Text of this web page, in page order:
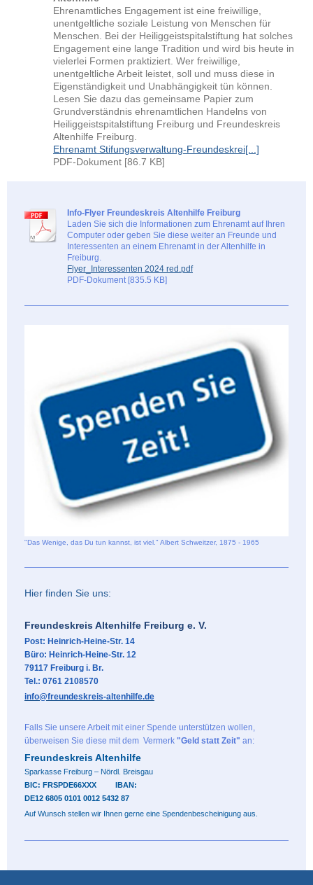
Ehrenamtliches Engagement ist eine freiwillige,
unentgeltliche soziale Leistung von Menschen für
Menschen. Bei der Heiliggeistspitalstiftung hat solches
Engagement eine lange Tradition und wird bis heute in
vielerlei Formen praktiziert. Wer freiwillige,
unentgeltliche Arbeit leistet, soll und muss diese in
Eigenständigkeit und Unabhängigkeit tün können.
Lesen Sie dazu das gemeinsame Papier zum
Grundverständnis ehrenamtlichen Handelns von
Heiliggeistspitalstiftung Freiburg und Freundeskreis
Altenhilfe Freiburg.
Ehrenamt Stifungsverwaltung-Freundeskrei[...]
PDF-Dokument [86.7 KB]
Info-Flyer Freundeskreis Altenhilfe Freiburg
Laden Sie sich die Informationen zum Ehrenamt auf Ihren
Computer oder geben Sie diese weiter an Freunde und
Interessenten an einem Ehrenamt in der Altenhilfe in
Freiburg.
Flyer_Interessenten 2024 red.pdf
PDF-Dokument [835.5 KB]
"Das Wenige, das Du tun kannst, ist viel." Albert Schweitzer, 1875 - 1965
Hier finden Sie uns:
Freundeskreis Altenhilfe Freiburg e. V.
Post: Heinrich-Heine-Str. 14
Büro: Heinrich-Heine-Str. 12
79117 Freiburg i. Br.
Tel.: 0761 2108570
info@freundeskreis-altenhilfe.de
Falls Sie unsere Arbeit mit einer Spende unterstützen wollen,
überweisen Sie diese mit dem Vermerk "Geld statt Zeit" an:
Freundeskreis Altenhilfe
Sparkasse Freiburg – Nördl. Breisgau
BIC: FRSPDE66XXX
IBAN:
DE12 6805 0101 0012 5432 87
Auf Wunsch stellen wir Ihnen gerne eine Spendenbescheinigung aus.